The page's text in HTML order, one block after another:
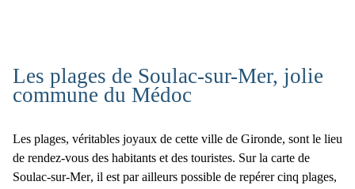
Les plages de Soulac-sur-Mer, jolie
commune du Médoc
Les plages, véritables joyaux de cette ville de Gironde, sont le lieu
de rendez-vous des habitants et des touristes. Sur la carte de
Soulac-sur-Mer, il est par ailleurs possible de repérer cinq plages,